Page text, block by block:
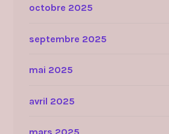
octobre 2025
septembre 2025
mai 2025
avril 2025